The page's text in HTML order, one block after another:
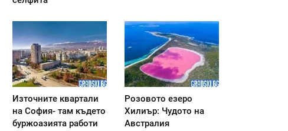
Източните квартали
на София- там където
буржоазията работи
Розовото езеро
Хилиър: Чудото на
Австралия